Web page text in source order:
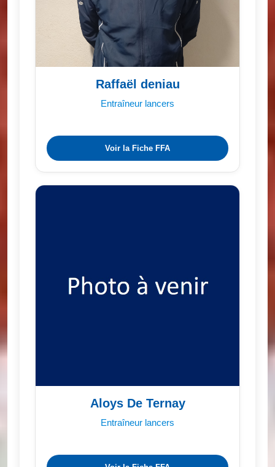
Raffaël deniau
Entraîneur lancers
Voir la Fiche FFA
Aloys De Ternay
Entraîneur lancers